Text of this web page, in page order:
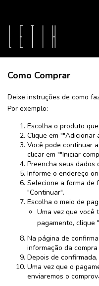
Como Comprar
Deixe instruções de como
Por exemplo:
Escolha o produto
Clique em ""Adicionar
Você pode continuar
clicar em ""Iniciar
Preencha seus dados
Informe o endereço
Selecione a forma de
"Continuar".
Escolha o meio de
Uma vez que você
pagamento, clique
Na página de
informação da
Depois de
Uma vez que o
enviaremos o